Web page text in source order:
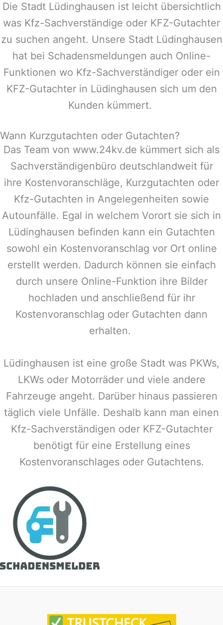
Die Stadt Lüdinghausen ist leicht übersichtlich
was Kfz-Sachverständige oder KFZ-Gutachter
zu suchen angeht. Unsere Stadt Lüdinghausen
hat bei Schadensmeldungen auch Online-
Funktionen wo Kfz-Sachverständiger oder ein
KFZ-Gutachter in Lüdinghausen sich um den
Kunden kümmert.
Wann Kurzgutachten oder Gutachten?
Das Team von www.24kv.de kümmert sich als
Sachverständigenbüro deutschlandweit für
ihre Kostenvoranschläge, Kurzgutachten oder
Kfz-Gutachten in Angelegenheiten sowie
Autounfälle. Egal in welchem Vorort sie sich in
Lüdinghausen befinden kann ein Gutachten
sowohl ein Kostenvoranschlag vor Ort online
erstellt werden. Dadurch können sie einfach
durch unsere Online-Funktion ihre Bilder
hochladen und anschließend für ihr
Kostenvoranschlag oder Gutachten dann
erhalten.
Lüdinghausen ist eine große Stadt was PKWs,
LKWs oder Motorräder und viele andere
Fahrzeuge angeht. Darüber hinaus passieren
täglich viele Unfälle. Deshalb kann man einen
Kfz-Sachverständigen oder KFZ-Gutachter
benötigt für eine Erstellung eines
Kostenvoranschlages oder Gutachtens.